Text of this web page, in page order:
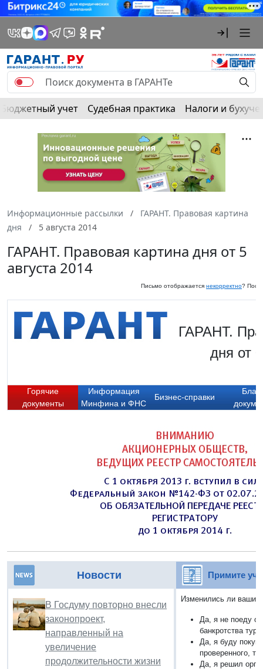
Бюджетный учет Судебная практика Налоги и
Информационные рассылки
ГАРАНТ. Правовая картина
дня
5 августа 2014
ГАРАНТ. Правовая картина дня от 5
августа 2014
Письмо отображается некорректно?
ГАРАНТ.
дня от
Горячие
документы
Информация
Минфина и ФНС
Бизнес-справки
Новости
В Госдуму повторно внесли
законопроект,
направленный на
увеличение
продолжительности жизни
Примите
Изменились ли ваши
Да, я не поеду
банкротства
Да, я буду
проверенного,
Да, я решил